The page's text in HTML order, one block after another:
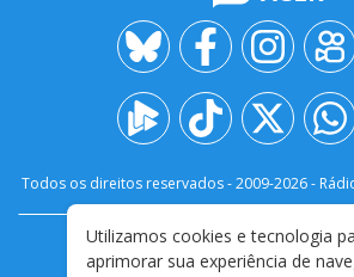
Todos os direitos reservados - 2009-2026-
FALE CONOSCO
Utilizamos cookies e tecnologia
aprimorar sua experiência de